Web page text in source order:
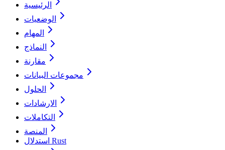
الرئيسية
الوضعيات
المهام
النماذج
مقارنة
مجموعات البيانات
الحلول
الارشادات
التكاملات
المنصة
استدلال Rust